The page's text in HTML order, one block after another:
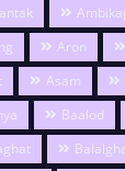
Aron
Asam
Baalod